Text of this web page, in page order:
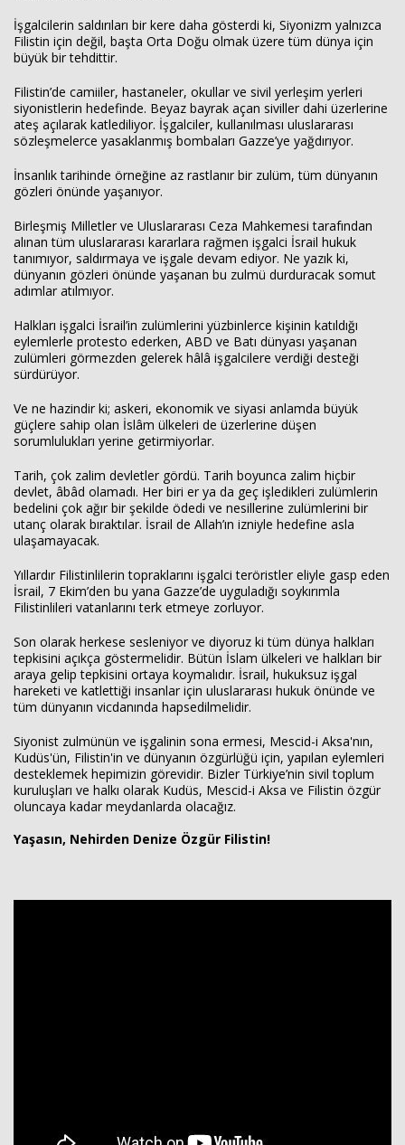
İşgalcilerin saldırıları bir kere daha gösterdi ki, Siyonizm yalnızca
Filistin için değil, başta Orta Doğu olmak üzere tüm dünya için
büyük bir tehdittir.
Filistin’de camiiler, hastaneler, okullar ve sivil yerleşim yerleri
siyonistlerin hedefinde. Beyaz bayrak açan siviller dahi üzerlerine
ateş açılarak katlediliyor. İşgalciler, kullanılması uluslararası
sözleşmelerce yasaklanmış bombaları Gazze’ye yağdırıyor.
İnsanlık tarihinde örneğine az rastlanır bir zulüm, tüm dünyanın
gözleri önünde yaşanıyor.
Birleşmiş Milletler ve Uluslararası Ceza Mahkemesi tarafından
alınan tüm uluslararası kararlara rağmen işgalci İsrail hukuk
tanımıyor, saldırmaya ve işgale devam ediyor. Ne yazık ki,
dünyanın gözleri önünde yaşanan bu zulmü durduracak somut
adımlar atılmıyor.
Halkları işgalci İsrail’in zulümlerini yüzbinlerce kişinin katıldığı
eylemlerle protesto ederken, ABD ve Batı dünyası yaşanan
zulümleri görmezden gelerek hâlâ işgalcilere verdiği desteği
sürdürüyor.
Ve ne hazindir ki; askeri, ekonomik ve siyasi anlamda büyük
güçlere sahip olan İslâm ülkeleri de üzerlerine düşen
sorumlulukları yerine getirmiyorlar.
Tarih, çok zalim devletler gördü. Tarih boyunca zalim hiçbir
devlet, âbâd olamadı. Her biri er ya da geç işledikleri zulümlerin
bedelini çok ağır bir şekilde ödedi ve nesillerine zulümlerini bir
utanç olarak bıraktılar. İsrail de Allah’ın izniyle hedefine asla
ulaşamayacak.
Yıllardır Filistinlilerin topraklarını işgalci teröristler eliyle gasp eden
İsrail, 7 Ekim’den bu yana Gazze’de uyguladığı soykırımla
Filistinlileri vatanlarını terk etmeye zorluyor.
Son olarak herkese sesleniyor ve diyoruz ki tüm dünya halkları
tepkisini açıkça göstermelidir. Bütün İslam ülkeleri ve halkları bir
araya gelip tepkisini ortaya koymalıdır. İsrail, hukuksuz işgal
hareketi ve katlettiği insanlar için uluslararası hukuk önünde ve
tüm dünyanın vicdanında hapsedilmelidir.
Siyonist zulmünün ve işgalinin sona ermesi, Mescid-i Aksa'nın,
Kudüs'ün, Filistin'in ve dünyanın özgürlüğü için, yapılan eylemleri
desteklemek hepimizin görevidir. Bizler Türkiye’nin sivil toplum
kuruluşları ve halkı olarak Kudüs, Mescid-i Aksa ve Filistin özgür
oluncaya kadar meydanlarda olacağız.
Yaşasın, Nehirden Denize Özgür Filistin!